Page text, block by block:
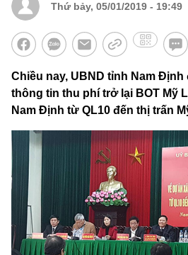
Thứ bảy, 05/01/2019 - 19:49
Chiều nay, UBND tỉnh Nam
thông tin thu phí trở lại BOT Mỹ
Nam Định từ QL10 đến thị trấn